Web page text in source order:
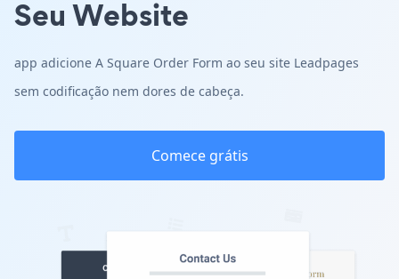
Seu Website
app adicione A Square Order Form ao seu site Leadpages
sem codificação nem dores de cabeça.
Comece grátis